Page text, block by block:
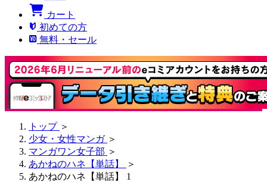
カート
初めての方
無料・セール
トップ ＞
少女・女性マンガ ＞
マンガワン女子部 ＞
あかねのハネ【単話】
＞
あかねのハネ【単話】 1